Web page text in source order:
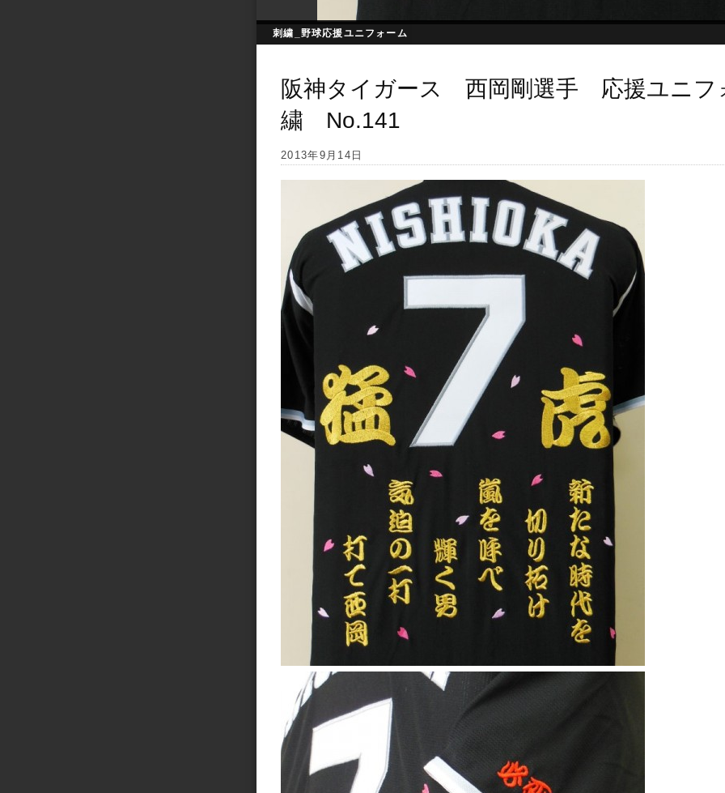
刺繍_野球応援ユニフォーム
阪神タイガース 西岡剛選手 応援ユニフ
繍 No.141
2013年9月14日